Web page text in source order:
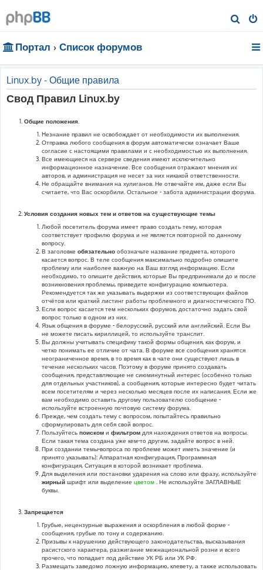
о
Портал Список форумов
Linux.by - Общие правила
Свод Правил Linux.by
Общие положения.
Hезнание правил не освобождает от необходимости их выполнения.
Отправка любого сообщения в форум автоматически означает Ваше
согласие с настоящими правилами и с необходимостью их выполнения.
Все имеющиеся на сервере сведения имеют исключительно
информационное назначение. Все сообщения отражают мнения их
авторов, и администрация не несет за них никакой ответственности.
Не обращайте внимания на хулиганов. Не отвечайте им, даже если Вы
считаете, что Вас оскорбили. Остальное - забота администрации форума.
Условия создания новых тем и ответов на существующие темы
Любой посетитель форума имеет право создать тему, которая
соответствует профилю форума и не является повторной по данному
вопросу.
В заголовке обязательно обозначьте название предмета, которого
касается вопрос. В теле сообщения максимально подробно опишите
проблему или наиболее важную на Ваш взгляд информацию. Если
необходимо, то опишите действия, которые Вы предпринимали до и после
возникновения проблемы, приведите конфигурацию компьютера.
Рекомендуется так же указывать выдержки из соответствующих файлов
отчётов или краткий листинг работы проблемного и диагностического ПО.
Если вопрос касается тем нескольких форумов, достаточно задать свой
вопрос только в одном из них.
Язык общения в форуме - белорусский, русский или английский. Если Вы
не можете писать кириллицей, то используйте транслит.
Вы должны учитывать специфику такой формы общения, как форум, и
четко понимать ее отличие от чата. В форуме все сообщения хранятся
неограниченное время, в то время как в чате они существуют лишь в
течение нескольких часов. Поэтому в форуме принято создавать
сообщения, представляющие не сиюминутный интерес (особенно только
для отдельных участников), а сообщения, которые интересно будет читать
всем посетителям и через несколько месяцев после их написания. Если же
вам необходимо оставить другому пользователю сообщение -
используйте встроенную почтовую систему форума.
Прежде, чем создать тему с вопросом, попытайтесь правильно
сформулировать для себя свой вопрос.
Пользуйтесь поиском и фильтром для нахождения ответов на вопросы.
Если такая тема создана уже кем-то другим, задайте вопрос в ней.
При создании темы-вопроса по проблеме может иметь значение (и
принято указывать): Аппаратная конфигурация, Программная
конфигурация, Ситуация в которой возникает проблема.
Для выделения или постановки ударения на слово или фразу, используйте
жирный шрифт или выделение цветом . Не используйте ЗАГЛАВНЫЕ
буквы.
Запрещается
Грубые, нецензурные выражения и оскорбления в любой форме -
сообщения, грубые по тону и содержанию.
Призывы к нарушению действующего законодательства, высказывания
расистского характера, разжигание межнациональной розни и всего
прочего, что попадает под действие УК РБ или УК РФ.
Размещать заведомо ложную информацию, клевету, а также использовать